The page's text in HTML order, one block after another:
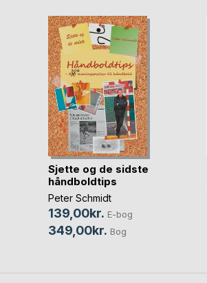
Sjette og de sidste
håndboldtips
Peter Schmidt
139,00kr. E-bog
349,00kr. Bog